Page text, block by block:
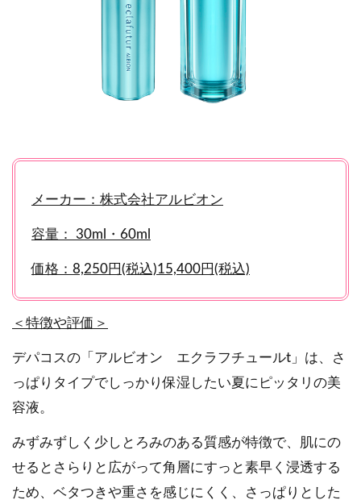
メーカー：株式会社アルビオン
容量： 30ml・60ml
価格：8,250円(税込)15,400円(税込)
＜特徴や評価＞
デパコスの「アルビオン エクラフチュールt」は、さ
っぱりタイプでしっかり保湿したい夏にピッタリの美
容液。
みずみずしく少しとろみのある質感が特徴で、肌にの
せるとさらりと広がって角層にすっと素早く浸透する
ため、ベタつきや重さを感じにくく、さっぱりとした